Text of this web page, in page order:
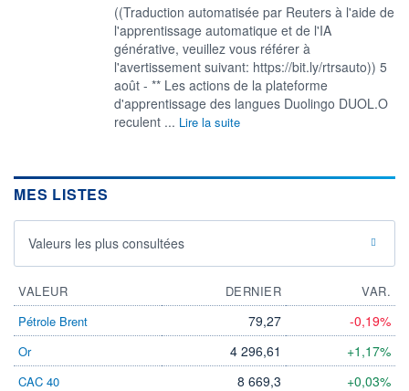
((Traduction automatisée par Reuters à l'aide de
l'apprentissage automatique et de l'IA
générative, veuillez vous référer à
l'avertissement suivant: https://bit.ly/rtrsauto)) 5
août - ** Les actions de la plateforme
d'apprentissage des langues Duolingo DUOL.O
reculent ... Lire la suite
MES LISTES
Valeurs les plus consultées
VALEUR DERNIER
VAR.
Pétrole Brent
79,27 -0,19%
Or 4 296,61 +1,17%
CAC 40 8 669,3 +0,03%